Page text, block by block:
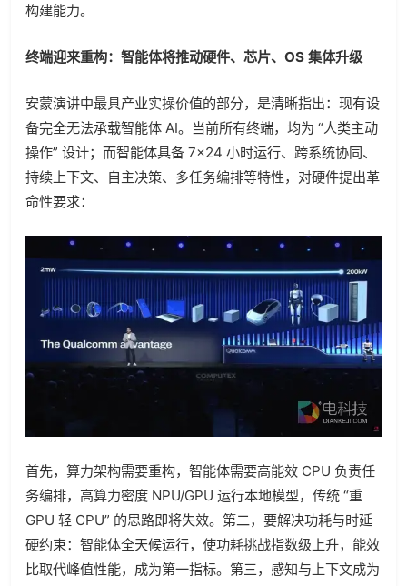
构建能力。
终端迎来重构：智能体将推动硬件、芯片、OS 集体升级
安蒙演讲中最具产业实操价值的部分，是清晰指出：现有设
备完全无法承载智能体 AI。当前所有终端，均为 “人类主动
操作” 设计；而智能体具备 7×24 小时运行、跨系统协同、
持续上下文、自主决策、多任务编排等特性，对硬件提出革
命性要求：
首先，算力架构需要重构，智能体需要高能效 CPU 负责任
务编排，高算力密度 NPU/GPU 运行本地模型，传统 “重
GPU 轻 CPU” 的思路即将失效。第二，要解决功耗与时延
硬约束：智能体全天候运行，使功耗挑战指数级上升，能效
比取代峰值性能，成为第一指标。第三，感知与上下文成为